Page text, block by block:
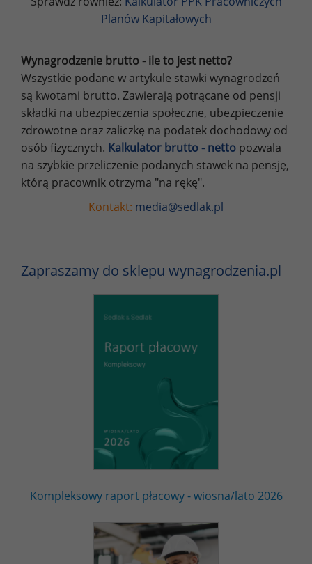
Planów Kapitałowych
Wynagrodzenie brutto - ile to jest netto?
Wszystkie podane w artykule stawki wynagrodzeń
są kwotami brutto. Zawierają potrącane od pensji
składki na ubezpieczenia społeczne, ubezpieczenie
zdrowotne oraz zaliczkę na podatek dochodowy od
osób fizycznych. Kalkulator brutto - netto pozwala
na szybkie przeliczenie podanych stawek na pensję,
którą pracownik otrzyma "na rękę".
Kontakt: media@sedlak.pl
Zapraszamy do sklepu wynagrodzenia.pl
Kompleksowy raport płacowy - wiosna/lato 2026